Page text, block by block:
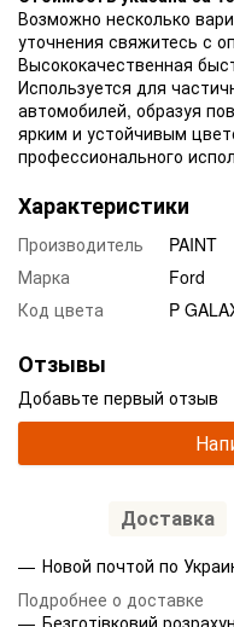
Возможно несколько
уточнения свяжитесь с
Высококачественная
Используется для
автомобилей, образуя
ярким и устойчивым
профессионального
Характеристики
Производитель
PAINT
Марка
Ford
Код цвета
P
Отзывы
Добавьте первый отзыв
Доставка
Новой почтой по
Подробнее о доставке
Безготівковий